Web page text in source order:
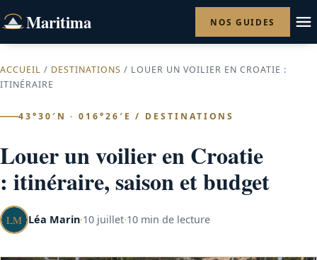
Maritima NOS GUIDES
ACCUEIL / DESTINATIONS / LOUER UN VOILIER EN CROATIE :
ITINÉRAIRE
43°30′N · 016°26′E / DESTINATIONS
Louer un voilier en Croatie
: itinéraire, saison et budget
Léa Marin·10 juillet·10 min de lecture